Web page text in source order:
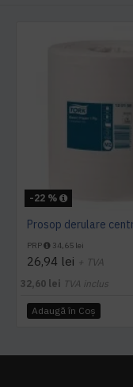
-22 %
PRP 34,65 lei
26,94 lei + TVA
32,60 lei TVA inclus
Adaugă în Coş